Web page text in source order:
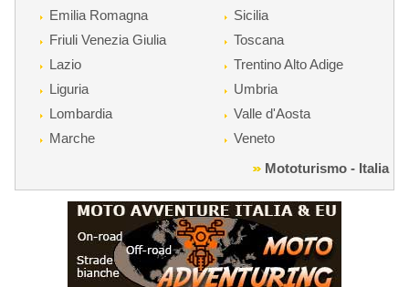
Emilia Romagna
Friuli Venezia Giulia
Lazio
Liguria
Lombardia
Marche
Sicilia
Toscana
Trentino Alto Adige
Umbria
Valle d'Aosta
Veneto
Mototurismo - Italia